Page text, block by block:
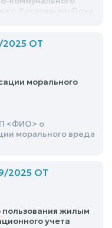
г. Ростова-на-
учета –
ОТ
морального
<ФИО> о
морального вреда
2025 ОТ
жилым
учета